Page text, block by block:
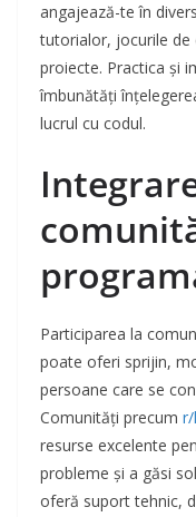
angajează-te în
tutorialor, jocurile de
proiecte. Practica și
îmbunătăți
lucrul cu codul.
Participarea la
poate oferi sprijin,
persoane care se
Comunități precum
resurse excelente
probleme și a găsi
oferă suport tehnic,